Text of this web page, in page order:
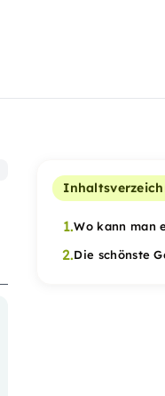
1.Wo kann man
2.Die schönste